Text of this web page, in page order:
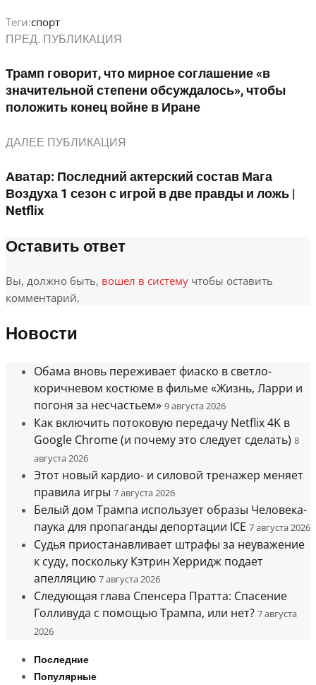
Теги:спорт
ПРЕД. ПУБЛИКАЦИЯ
Трамп говорит, что мирное соглашение «в
значительной степени обсуждалось», чтобы
положить конец войне в Иране
ДАЛЕЕ ПУБЛИКАЦИЯ
Аватар: Последний актерский состав Мага
Воздуха 1 сезон с игрой в две правды и ложь |
Netflix
Оставить ответ
Вы, должно быть, вошел в систему чтобы оставить
комментарий.
Новости
Обама вновь переживает фиаско в светло-
коричневом костюме в фильме «Жизнь, Ларри и
погоня за несчастьем» 9 августа 2026
Как включить потоковую передачу Netflix 4K в
Google Chrome (и почему это следует сделать) 8
августа 2026
Этот новый кардио- и силовой тренажер меняет
правила игры 7 августа 2026
Белый дом Трампа использует образы Человека-
паука для пропаганды депортации ICE 7 августа 2026
Судья приостанавливает штрафы за неуважение
к суду, поскольку Кэтрин Херридж подает
апелляцию 7 августа 2026
Следующая глава Спенсера Пратта: Спасение
Голливуда с помощью Трампа, или нет? 7 августа
2026
Последние
Популярные